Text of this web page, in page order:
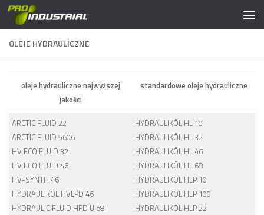
Przejdź do treści
OLEJE HYDRAULICZNE
oleje hydrauliczne najwyższej
jakości
standardowe oleje hydrauliczne
ARCTIC FLUID 22
ARCTIC FLUID 5606
HV ECO FLUID 32
HV ECO FLUID 46
HV-SYNTH 46
HYDRAULIKÖL HVLPD 46
HYDRAULIC FLUID HFD U 68
HYDRAULIKÖL HL 10
HYDRAULIKÖL HL 32
HYDRAULIKÖL HL 46
HYDRAULIKÖL HL 68
HYDRAULIKÖL HLP 10
HYDRAULIKÖL HLP 100
HYDRAULIKÖL HLP 22